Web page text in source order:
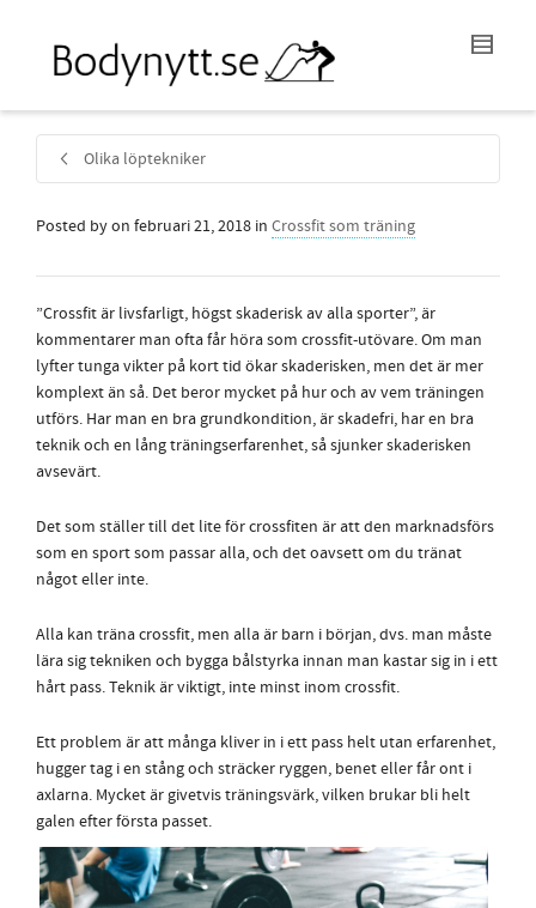
Olika löptekniker
Posted byon februari 21, 2018 in Crossfit som träning
”Crossfit är livsfarligt, högst skaderisk av alla sporter”, är
kommentarer man ofta får höra som crossfit-utövare. Om man
lyfter tunga vikter på kort tid ökar skaderisken, men det är mer
komplext än så. Det beror mycket på hur och av vem träningen
utförs. Har man en bra grundkondition, är skadefri, har en bra
teknik och en lång träningserfarenhet, så sjunker skaderisken
avsevärt.
Det som ställer till det lite för crossfiten är att den marknadsförs
som en sport som passar alla, och det oavsett om du tränat
något eller inte.
Alla kan träna crossfit, men alla är barn i början, dvs. man måste
lära sig tekniken och bygga bålstyrka innan man kastar sig in i ett
hårt pass. Teknik är viktigt, inte minst inom crossfit.
Ett problem är att många kliver in i ett pass helt utan erfarenhet,
hugger tag i en stång och sträcker ryggen, benet eller får ont i
axlarna. Mycket är givetvis träningsvärk, vilken brukar bli helt
galen efter första passet.